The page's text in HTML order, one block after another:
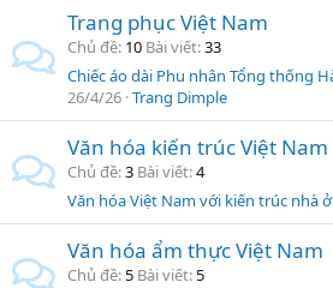
Trang phục Việt Nam
Chủ đề 10 Bài viết 33
26/4/26 Trang Dimple
Văn hóa kiến trúc Việt Nam
Chủ đề 3 Bài viết 4
Văn hóa Việt Nam với kiến trúc nhà ở
Văn hóa ẩm thực Việt Nam
Chủ đề 5 Bài viết 5